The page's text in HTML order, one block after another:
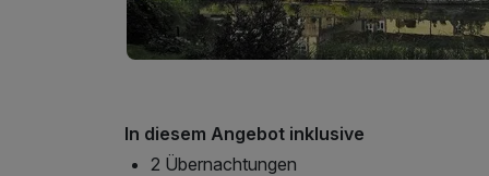
In diesem Angebot inklusive
2 Übernachtungen